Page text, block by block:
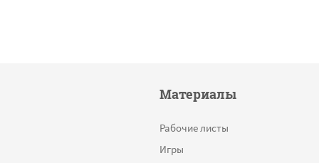
Материалы
Рабочие листы
Игры